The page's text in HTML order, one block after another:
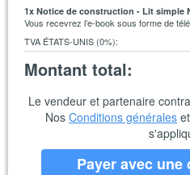
1x Notice de construction - Lit simple
Vous recevrez l’e-book sous forme de
TVA ÉTATS-UNIS (0%):
Montant total:
Le vendeur et partenaire
Nos Conditions générales
Payer avec